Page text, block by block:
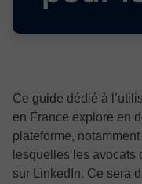
Ce guide dédié à
en France explore en
plateforme,
lesquelles les avocats
sur LinkedIn. Ce sera